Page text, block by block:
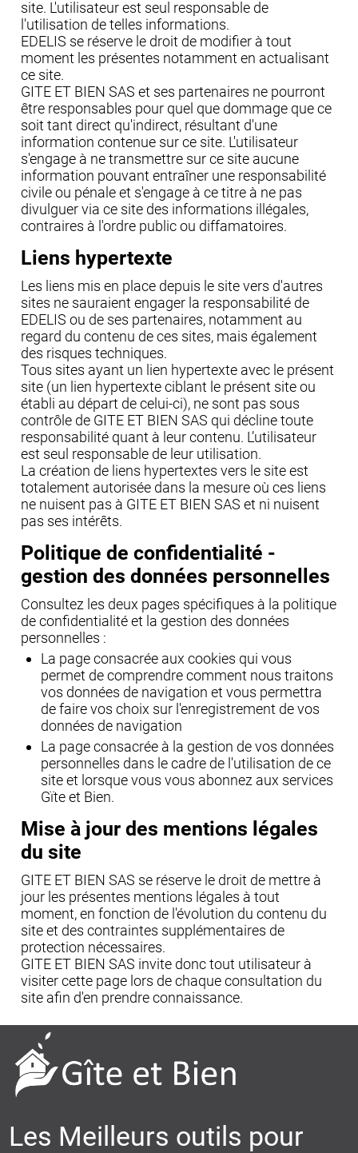
site. L'utilisateur est seul responsable de
l'utilisation de telles informations.
EDELIS se réserve le droit de modifier à tout
moment les présentes notamment en actualisant
ce site.
GITE ET BIEN SAS et ses partenaires ne pourront
être responsables pour quel que dommage que ce
soit tant direct qu'indirect, résultant d'une
information contenue sur ce site. L'utilisateur
s'engage à ne transmettre sur ce site aucune
information pouvant entraîner une responsabilité
civile ou pénale et s'engage à ce titre à ne pas
divulguer via ce site des informations illégales,
contraires à l'ordre public ou diffamatoires.
Liens hypertexte
Les liens mis en place depuis le site vers d'autres
sites ne sauraient engager la responsabilité de
EDELIS ou de ses partenaires, notamment au
regard du contenu de ces sites, mais également
des risques techniques.
Tous sites ayant un lien hypertexte avec le présent
site (un lien hypertexte ciblant le présent site ou
établi au départ de celui-ci), ne sont pas sous
contrôle de GITE ET BIEN SAS qui décline toute
responsabilité quant à leur contenu. L’utilisateur
est seul responsable de leur utilisation.
La création de liens hypertextes vers le site est
totalement autorisée dans la mesure où ces liens
ne nuisent pas à GITE ET BIEN SAS et ni nuisent
pas ses intérêts.
Politique de confidentialité -
gestion des données personnelles
Consultez les deux pages spécifiques à la politique
de confidentialité et la gestion des données
personnelles :
La page consacrée aux cookies qui vous
permet de comprendre comment nous traitons
vos données de navigation et vous permettra
de faire vos choix sur l'enregistrement de vos
données de navigation
La page consacrée à la gestion de vos données
personnelles dans le cadre de l'utilisation de ce
site et lorsque vous vous abonnez aux services
Gïte et Bien.
Mise à jour des mentions légales
du site
GITE ET BIEN SAS se réserve le droit de mettre à
jour les présentes mentions légales à tout
moment, en fonction de l'évolution du contenu du
site et des contraintes supplémentaires de
protection nécessaires.
GITE ET BIEN SAS invite donc tout utilisateur à
visiter cette page lors de chaque consultation du
site afin d'en prendre connaissance.
Les Meilleurs outils pour